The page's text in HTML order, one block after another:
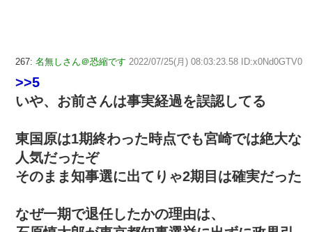
267: 名無しさん＠恐縮です 2022/07/25(月) 08:03:23.58 ID:x0Nd0GTV0
>>5
いや、お前さんは事実経過を誤認してる
東国原は1期終わった時点でも宮崎では絶大な
人気だったぞ
そのまま知事選に出てりゃ2期目は確実だった
なぜ一期で退任したかの理由は、